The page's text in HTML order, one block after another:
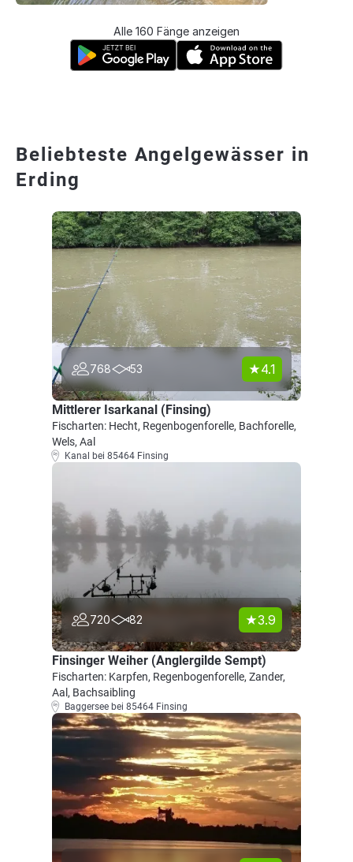
Alle 160 Fänge anzeigen
Beliebteste Angelgewässer in
Erding
768 53 4.1
Mittlerer Isarkanal (Finsing)
Fischarten: Hecht, Regenbogenforelle, Bachforelle,
Wels, Aal
Kanal bei 85464 Finsing
720 82 3.9
Finsinger Weiher (Anglergilde Sempt)
Fischarten: Karpfen, Regenbogenforelle, Zander,
Aal, Bachsaibling
Baggersee bei 85464 Finsing